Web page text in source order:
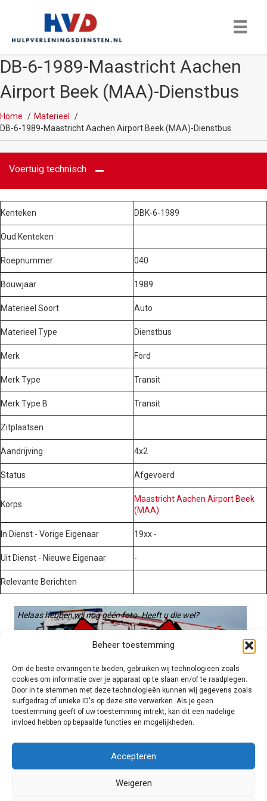
Beheer toestemming
Om de beste ervaringen te bieden, gebruiken wij technologieën zoals
cookies om informatie over je apparaat op te slaan en/of te raadplegen.
Door in te stemmen met deze technologieën kunnen wij gegevens zoals
surfgedrag of unieke ID's op deze site verwerken. Als je geen
toestemming geeft of uw toestemming intrekt, kan dit een nadelige
invloed hebben op bepaalde functies en mogelijkheden.
Accepteren
Weigeren
DB-6-1989-Maastricht Aachen
Airport Beek (MAA)-Dienstbus
Home
Materieel
DB-6-1989-Maastricht Aachen Airport Beek (MAA)-Dienstbus
Voertuig technisch
Kenteken DBK-6-1989
Oud Kenteken
Roepnummer 040
Bouwjaar 1989
Materieel Soort Auto
Materieel Type Dienstbus
Merk Ford
Merk Type Transit
Merk Type B Transit
Zitplaatsen
Aandrijving 4x2
Status Afgevoerd
Korps
Maastricht Aachen Airport Beek
(MAA)
In Dienst - Vorige Eigenaar 19xx -
Uit Dienst - Nieuwe Eigenaar -
Relevante Berichten
Helaas hebben wij nog géén foto. Heeft u die wel?
Graag gebruiken we die. Stuur hem op naar:
voertuigen@hulpverleningsdiensten.nl